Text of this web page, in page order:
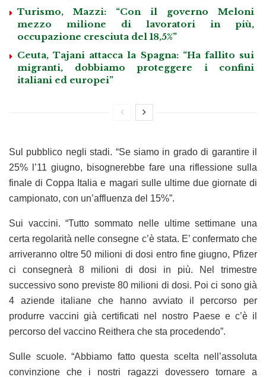
Turismo, Mazzi: “Con il governo Meloni
mezzo milione di lavoratori in più,
occupazione cresciuta del 18,5%”
Ceuta, Tajani attacca la Spagna: “Ha fallito sui
migranti, dobbiamo proteggere i confini
italiani ed europei”
Sul pubblico negli stadi. “Se siamo in grado di garantire il
25% l’11 giugno, bisognerebbe fare una riflessione sulla
finale di Coppa Italia e magari sulle ultime due giornate di
campionato, con un’affluenza del 15%”.
Sui vaccini. “Tutto sommato nelle ultime settimane una
certa regolarità nelle consegne c’è stata. E’ confermato che
arriveranno oltre 50 milioni di dosi entro fine giugno, Pfizer
ci consegnerà 8 milioni di dosi in più. Nel trimestre
successivo sono previste 80 milioni di dosi. Poi ci sono già
4 aziende italiane che hanno avviato il percorso per
produrre vaccini già certificati nel nostro Paese e c’è il
percorso del vaccino Reithera che sta procedendo”.
Sulle scuole. “Abbiamo fatto questa scelta nell’assoluta
convinzione che i nostri ragazzi dovessero tornare a